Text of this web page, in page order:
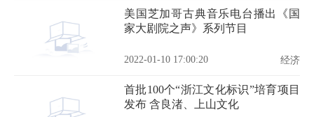
美国芝加哥古典音乐电台播出《国
家大剧院之声》系列节目
2022-01-10 17:00:20 经济
首批100个“浙江文化标识”培育项目
发布 含良渚、上山文化